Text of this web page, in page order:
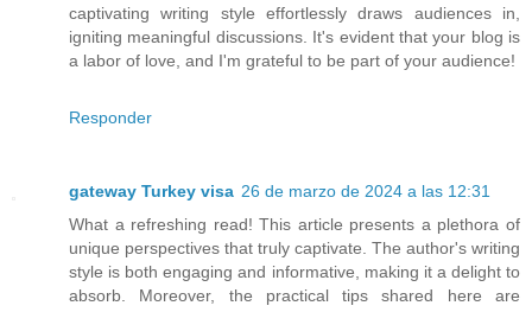
captivating writing style effortlessly draws audiences in,
igniting meaningful discussions. It's evident that your blog is
a labor of love, and I'm grateful to be part of your audience!
Responder
gateway Turkey visa 26 de marzo de 2024 a las 12:31
What a refreshing read! This article presents a plethora of
unique perspectives that truly captivate. The author's writing
style is both engaging and informative, making it a delight to
absorb. Moreover, the practical tips shared here are